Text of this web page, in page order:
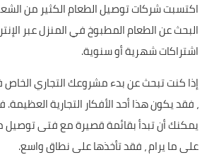
اكتسبت شركات توصيل الطعام الكثير من
البحث عن الطعام المطبوخ في المنزل عبر
اشتراكات شهرية أو سنوية.
إذا كنت تبحث عن بدء مشروعك التجاري الخاص
، فقد يكون هذا أحد الأفكار التجارية العظيمة.
يمكنك أن تبدأ بقائمة قصيرة مع فتى توصيل
على ما يرام ، فقد تأخذها على نطاق واسع.